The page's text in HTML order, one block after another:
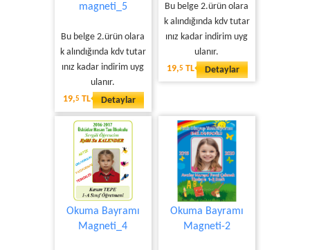
magneti_5
Bu belge 2.ürün olara
k alındığında kdv tutar
ınız kadar indirim uyg
ulanır.
19,5 TL Detaylar
Bu belge 2.ürün olara
k alındığında kdv tutar
ınız kadar indirim uyg
ulanır.
19,5 TL Detaylar
Okuma Bayramı
Magneti_4
Okuma Bayramı
Magneti-2